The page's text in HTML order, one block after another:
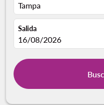
Tampa
Salida
fc-booking-departure-
16/08/2026